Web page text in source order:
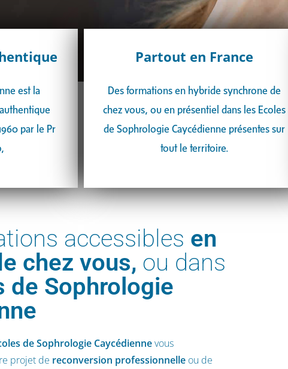
est la
par le Pr
Partout en France
Des formations en hybride synchrone de
chez vous, ou en présentiel dans les Ecoles
de Sophrologie Caycédienne présentes sur
tout le territoire.
accessibles en
chez vous, ou dans
de Sophrologie
de Sophrologie Caycédiennevous
projet de reconversion professionnelle ou de